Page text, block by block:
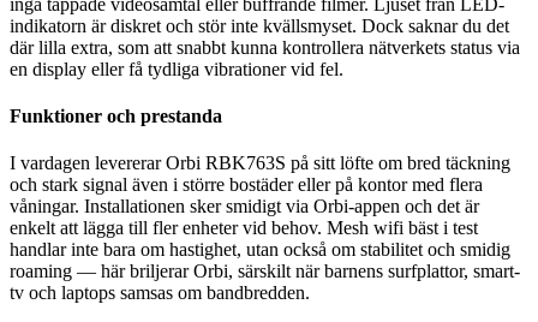
indikatorn är diskret och stör inte kvällsmyset. Dock saknar du det
där lilla extra, som att snabbt kunna kontrollera nätverkets status via
en display eller få tydliga vibrationer vid fel.
Funktioner och prestanda
I vardagen levererar Orbi RBK763S på sitt löfte om bred täckning
och stark signal även i större bostäder eller på kontor med flera
våningar. Installationen sker smidigt via Orbi-appen och det är
enkelt att lägga till fler enheter vid behov. Mesh wifi bäst i test
handlar inte bara om hastighet, utan också om stabilitet och smidig
roaming — här briljerar Orbi, särskilt när barnens surfplattor, smart-
tv och laptops samsas om bandbredden.